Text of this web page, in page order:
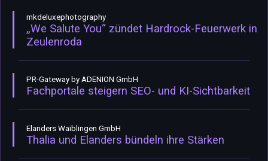
mkdeluxephotography
„We Salute You“ zündet Hardrock-Feuerwerk in
Zeulenroda
PR-Gateway by ADENION GmbH
Fachportale steigern SEO- und KI-Sichtbarkeit
Elanders Waiblingen GmbH
Thalia und Elanders bündeln ihre Stärken